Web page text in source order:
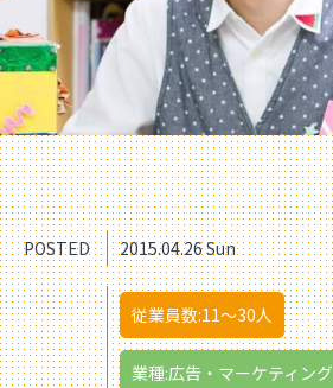
POSTED 2015.04.26 Sun
従業員数:11〜30人
業種:広告・マーケティング